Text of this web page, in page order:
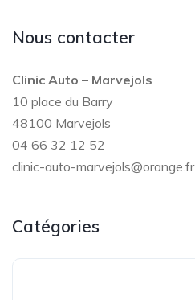
Nous contacter
Clinic Auto – Marvejols
10 place du Barry
48100 Marvejols
04 66 32 12 52
clinic-auto-marvejols@orange.fr
Catégories